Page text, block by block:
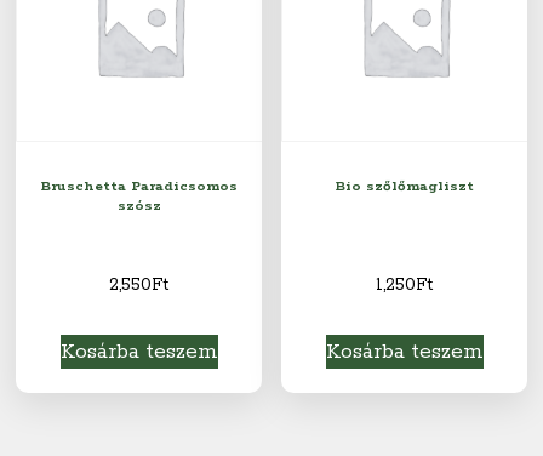
Bruschetta Paradicsomos
szósz
2,550Ft
Kosárba teszem
Bio szőlőmagliszt
1,250Ft
Kosárba teszem